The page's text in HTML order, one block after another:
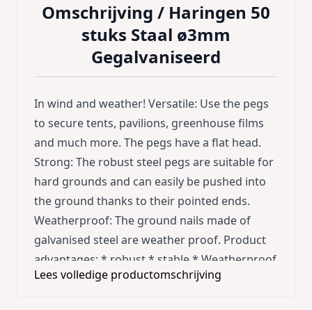
Omschrijving / Haringen 50
stuks Staal ø3mm
Gegalvaniseerd
In wind and weather! Versatile: Use the pegs
to secure tents, pavilions, greenhouse films
and much more. The pegs have a flat head.
Strong: The robust steel pegs are suitable for
hard grounds and can easily be pushed into
the ground thanks to their pointed ends.
Weatherproof: The ground nails made of
galvanised steel are weather proof. Product
advantages: * robust * stable * Weatherproof
* Versatile * spitze Enden * flat head * 50
Lees volledige productomschrijving